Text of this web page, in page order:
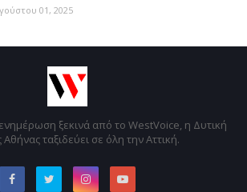
01, 2025
ξεκινά από το WestVoice, η Δυτική
ταξιδεύει σε όλη την Αττική.